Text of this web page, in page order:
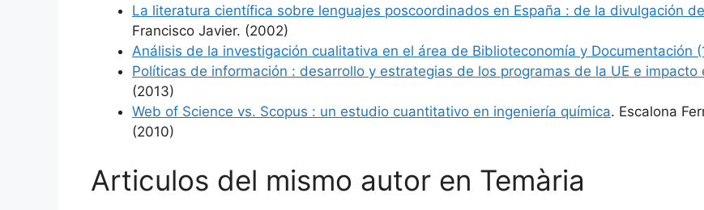
La literatura científica sobre lenguajes poscoordinados en España : de la divulgación
Francisco Javier. (2002)
Análisis de la investigación cualitativa en el área de Biblioteconomía y Documentación
Políticas de información : desarrollo y estrategias de los programas de la UE e impacto
(2013)
Web of Science vs. Scopus : un estudio cuantitativo en ingeniería química. Escalona
(2010)
Articulos del mismo autor en Temària